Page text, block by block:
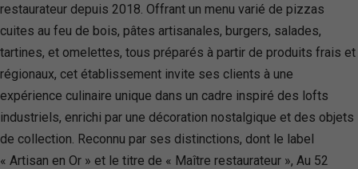
restaurateur depuis 2018. Offrant un menu varié de pizzas
cuites au feu de bois, pâtes artisanales, burgers, salades,
tartines, et omelettes, tous préparés à partir de produits frais et
régionaux, cet établissement invite ses clients à une
expérience culinaire unique dans un cadre inspiré des lofts
industriels, enrichi par une décoration nostalgique et des objets
de collection. Reconnu par ses distinctions, dont le label
« Artisan en Or » et le titre de « Maître restaurateur », Au 52